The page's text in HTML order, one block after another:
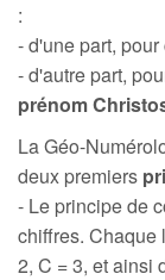
:
- d'une part,
- d'autre part,
prénom
La Géo-
deux premiers
- Le principe de
chiffres. Chaque
2, C = 3, et ainsi